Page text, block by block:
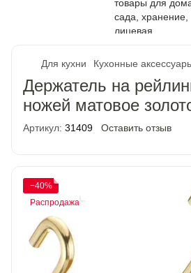
Для кухни Кухонные
Держатель на
ножей матовое
Артикул: 31409 Оставить отзыв
−40%
Распродажа